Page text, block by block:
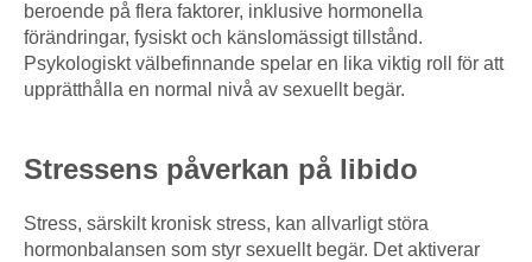
beroende på flera faktorer, inklusive hormonella
förändringar, fysiskt och känslomässigt tillstånd.
Psykologiskt välbefinnande spelar en lika viktig roll för att
upprätthålla en normal nivå av sexuellt begär.
Stressens påverkan på libido
Stress, särskilt kronisk stress, kan allvarligt störa
hormonbalansen som styr sexuellt begär. Det aktiverar